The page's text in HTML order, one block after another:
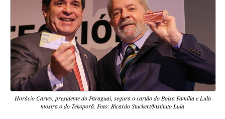
Horácio Cartes, presidente do Paraguai, segura o cartão do Bolsa Família e Lula
mostra o do Tekoporã. Foto: Ricardo Stuckert/Instituto Lula